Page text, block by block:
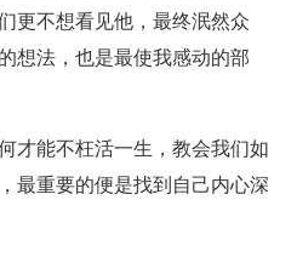
更不想看见他，最终泯然众
想法，也是最使我感动的部
才能不枉活一生，教会我们如
最重要的便是找到自己内心深